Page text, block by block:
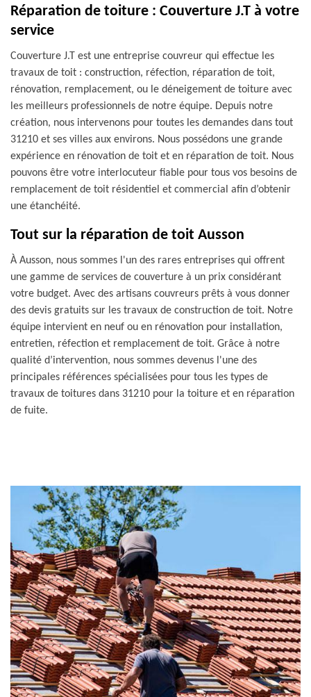
Réparation de toiture : Couverture J.T à votre
service
Couverture J.T est une entreprise couvreur qui effectue les
travaux de toit : construction, réfection, réparation de toit,
rénovation, remplacement, ou le déneigement de toiture avec
les meilleurs professionnels de notre équipe. Depuis notre
création, nous intervenons pour toutes les demandes dans tout
31210 et ses villes aux environs. Nous possédons une grande
expérience en rénovation de toit et en réparation de toit. Nous
pouvons être votre interlocuteur fiable pour tous vos besoins de
remplacement de toit résidentiel et commercial afin d’obtenir
une étanchéité.
Tout sur la réparation de toit Ausson
À Ausson, nous sommes l'un des rares entreprises qui offrent
une gamme de services de couverture à un prix considérant
votre budget. Avec des artisans couvreurs prêts à vous donner
des devis gratuits sur les travaux de construction de toit. Notre
équipe intervient en neuf ou en rénovation pour installation,
entretien, réfection et remplacement de toit. Grâce à notre
qualité d’intervention, nous sommes devenus l'une des
principales références spécialisées pour tous les types de
travaux de toitures dans 31210 pour la toiture et en réparation
de fuite.